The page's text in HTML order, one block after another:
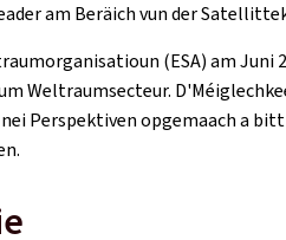
am Beräich vun der
(ESA) am
Weltraumsecteur.
Perspektiven opgemaach a